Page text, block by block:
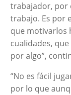
trabajador, por
trabajo. Es por
que motivarlos
cualidades,
por algo”,
“No es fácil
por lo que